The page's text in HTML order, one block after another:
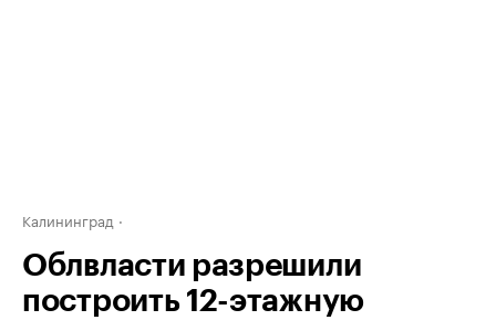
Калининград
Облвласти разрешили
построить 12-этажную